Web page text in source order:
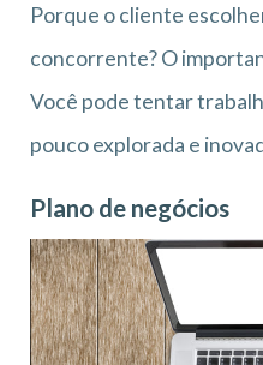
Porque o cliente
concorrente? O
Você pode tentar
pouco explorada e
Plano de negócios